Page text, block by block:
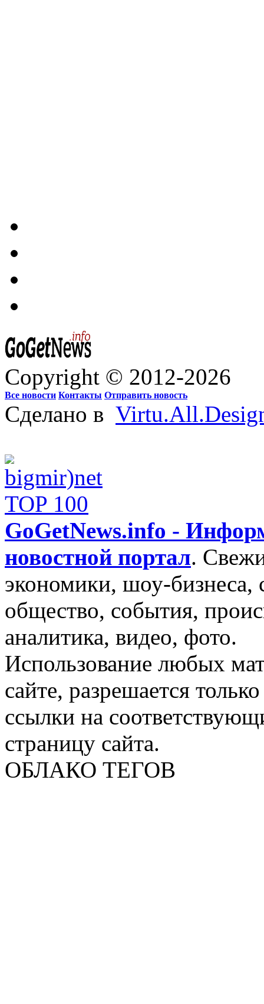
Copyright © 2012-2026
Все новости Контакты Отправить новость
Сделано в
GoGetNews.info -
новостной портал.
экономики, шоу-бизнеса,
общество, события,
аналитика, видео, фото.
Использование любых
сайте, разрешается
ссылки на
страницу сайта.
ОБЛАКО ТЕГОВ